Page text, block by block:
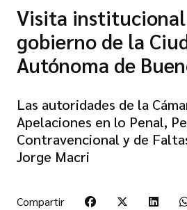
Visita
gobierno de la
Autónoma de
Las autoridades de la
Apelaciones en lo Penal,
Contravencional y de
Jorge Macri
Compartir